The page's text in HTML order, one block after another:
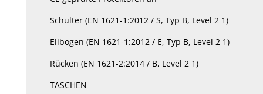
Schulter (EN 1621-1:2012 / S, Typ B, Level 2 1)
Ellbogen (EN 1621-1:2012 / E, Typ B, Level 2 1)
Rücken (EN 1621-2:2014 / B, Level 2 1)
TASCHEN